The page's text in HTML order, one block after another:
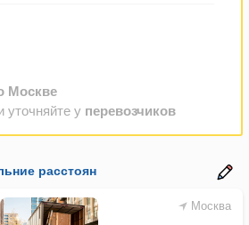
Москве
уточняйте у перевозчиков
Москва